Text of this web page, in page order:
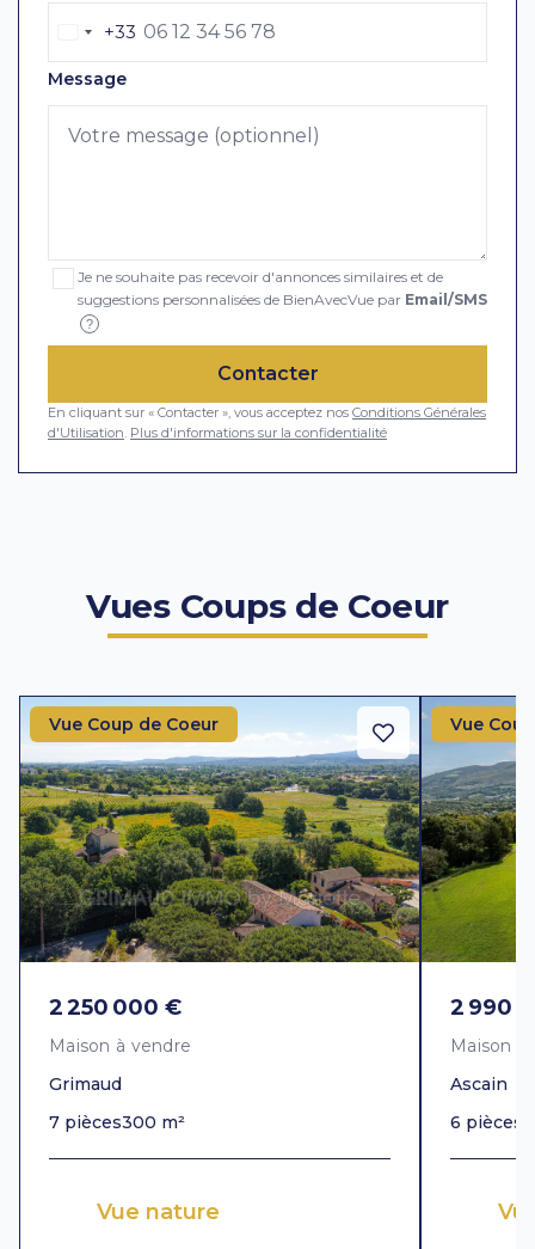
+33
Message
Je ne souhaite pas recevoir d'annonces similaires et de
suggestions personnalisées de BienAvecVue par Email/SMS
?
Contacter
En cliquant sur « Contacter », vous acceptez nos Conditions Générales
d'Utilisation Plus d'informations sur la confidentialité
Vues Coups de Coeur
Vue Coup de Coeur
2 250 000 €
Maison à vendre
Grimaud
7 pièces300 m²
Vue nature
Vue
2 990
Maison à
Ascain
6 pièces